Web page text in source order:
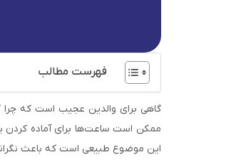
فهرست مطالب
گاهی برای والدین عجیب است که چرا
ممکن است ساعت‌ها برای آماده کردن
این موضوع طبیعی است که باعث